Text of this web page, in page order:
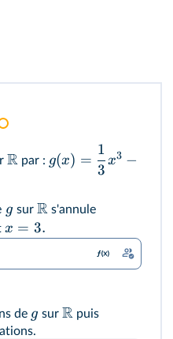
R par : g(x) =
3
1
x3 −
g sur Rs'annule
x = 3.
de g sur Rpuis